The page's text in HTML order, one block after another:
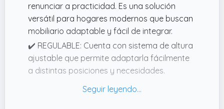
renunciar a practicidad. Es una solución
versátil para hogares modernos que buscan
mobiliario adaptable y fácil de integrar.
✔️ REGULABLE: Cuenta con sistema de altura
ajustable que permite adaptarla fácilmente
a distintas posiciones y necesidades.
comer o realizar actividades diarias con